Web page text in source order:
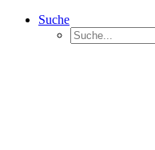
Suche